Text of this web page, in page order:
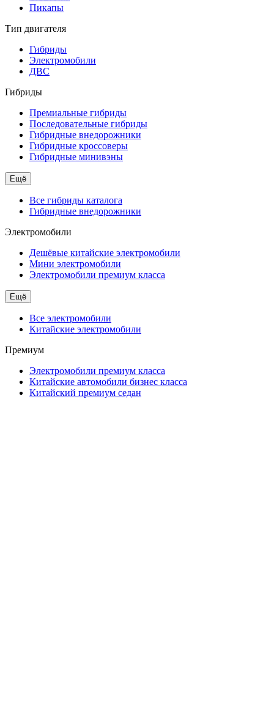
Пикапы
Тип двигателя
Гибриды
Электромобили
ДВС
Гибриды
Премиальные гибриды
Последовательные гибриды
Гибридные внедорожники
Гибридные кроссоверы
Гибридные минивэны
Ещё
Все гибриды каталога
Гибридные внедорожники
Электромобили
Дешёвые китайские электромобили
Мини электромобили
Электромобили премиум класса
Ещё
Все электромобили
Китайские электромобили
Премиум
Электромобили премиум класса
Китайские автомобили бизнес класса
Китайский премиум седан